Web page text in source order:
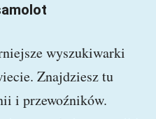
wyszukiwarki
Znajdziesz tu
i przewoźników.